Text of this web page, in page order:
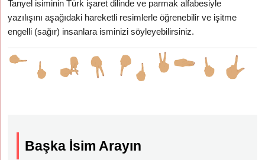
Tanyel isiminin Türk işaret dilinde ve parmak alfabesiyle
yazılışını aşağıdaki hareketli resimlerle öğrenebilir ve işitme
engelli (sağır) insanlara isminizi söyleyebilirsiniz.
Başka İsim Arayın